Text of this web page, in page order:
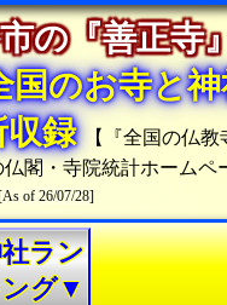
の『善正
国のお寺と
収録
【『全国の仏
閣・寺院統計ホームペ
[As of 26/07/28]
ラン
グ▼